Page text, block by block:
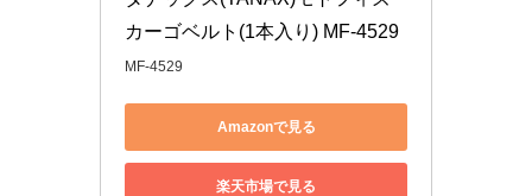
カーゴベルト(1本入り) MF-4529
MF-4529
Amazonで見る
楽天市場で見る